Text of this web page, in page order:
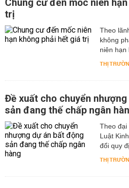
Chung cư đến mốc niên
trị
Theo
không
niên hạn
THỊ
Đề xuất cho chuyển
sản đang thế chấp ngân
Theo đại
Luật
đổi quy
THỊ